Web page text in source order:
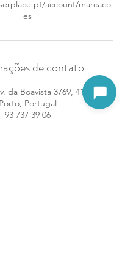
account/marcaco
es
de contato
da Boavista 3769, 4100-139
Porto, Portugal
93 737 39 06
Abrir